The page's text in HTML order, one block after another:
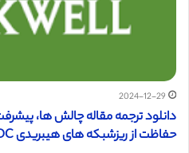
2024-12-29
دانلود ترجمه مقاله چالش ها،
حفاظت از ریزشبکه های هیبریدی AC/DC (وایلی 2017)